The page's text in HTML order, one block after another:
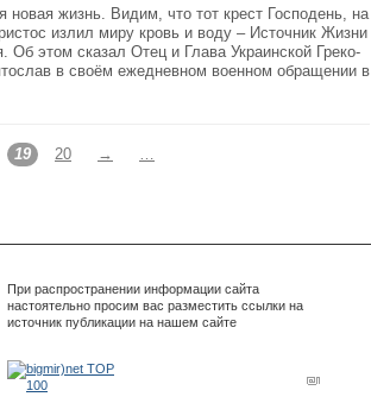
жизнь. Видим, что тот крест Господень, на
излил миру кровь и воду – Источник Жизни
Об этом сказал Отец и Глава Украинской Греко-
в своём ежедневном военном обращении в
19 20 → …
При распространении информации сайта
настоятельно просим вас разместить ссылки на
источник публикации на нашем сайте